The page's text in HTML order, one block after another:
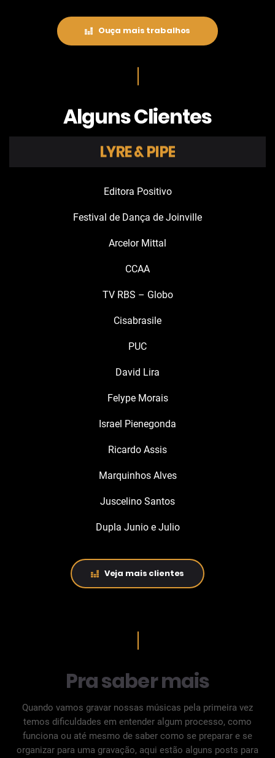
Ouça mais trabalhos
Alguns Clientes
LYRE & PIPE
DAVID LIRA
Editora Positivo
Festival de Dança de Joinville
Arcelor Mittal
CCAA
TV RBS – Globo
Cisabrasile
PUC
David Lira
Felype Morais
Israel Pienegonda
Ricardo Assis
Marquinhos Alves
Juscelino Santos
Dupla Junio e Julio
Veja mais clientes
Pra saber mais
Quando vamos gravar nossas músicas pela primeira vez
temos dificuldades em entender algum processo, como
funciona ou até mesmo de saber como se preparar e se
organizar para uma gravação, aqui estão alguns posts para